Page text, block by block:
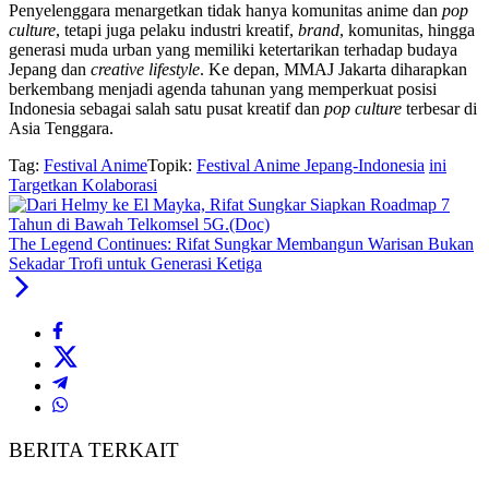
Penyelenggara menargetkan tidak hanya komunitas anime dan pop
culture, tetapi juga pelaku industri kreatif, brand, komunitas, hingga
generasi muda urban yang memiliki ketertarikan terhadap budaya
Jepang dan creative lifestyle. Ke depan, MMAJ Jakarta diharapkan
berkembang menjadi agenda tahunan yang memperkuat posisi
Indonesia sebagai salah satu pusat kreatif dan pop culture terbesar di
Asia Tenggara.
Tag: Festival AnimeTopik: Festival Anime Jepang-Indonesia ini
Targetkan Kolaborasi
The Legend Continues: Rifat Sungkar Membangun Warisan Bukan
Sekadar Trofi untuk Generasi Ketiga
BERITA TERKAIT